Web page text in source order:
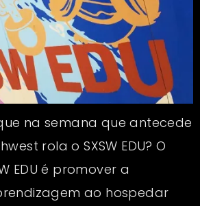
na semana que antecede
rola o SXSW EDU? O
EDU é promover a
ao hospedar